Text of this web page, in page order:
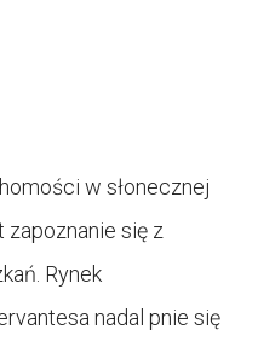
w słonecznej
się z
Rynek
nadal pnie się